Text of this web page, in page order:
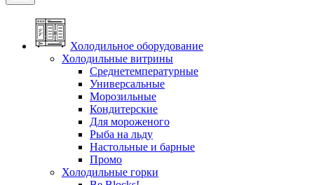
Холодильное оборудование
Холодильные витрины
Среднетемпературные
Универсальные
Морозильные
Кондитерские
Для мороженого
Рыба на льду
Настольные и барные
Промо
Холодильные горки